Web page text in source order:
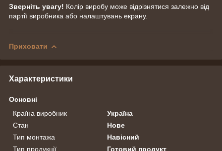
Зверніть увагу! Колір виробу може відрізнятися залежно від
партії виробника або налаштувань екрану.
Приховати
Характеристики
Основні
Країна виробник
Україна
Стан
Нове
Тип монтажа
Навісний
Тип продукції
Готовий продукт